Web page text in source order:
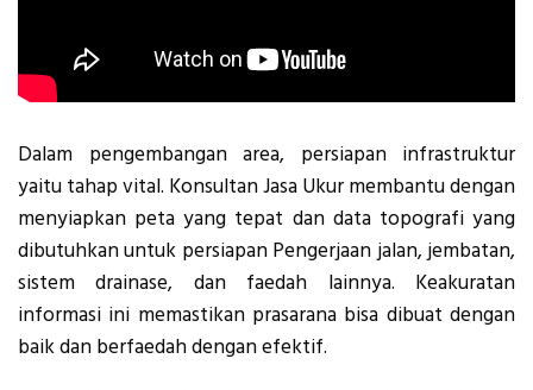
Dalam pengembangan area, persiapan infrastruktur
yaitu tahap vital. Konsultan Jasa Ukur membantu dengan
menyiapkan peta yang tepat dan data topografi yang
dibutuhkan untuk persiapan Pengerjaan jalan, jembatan,
sistem drainase, dan faedah lainnya. Keakuratan
informasi ini memastikan prasarana bisa dibuat dengan
baik dan berfaedah dengan efektif.